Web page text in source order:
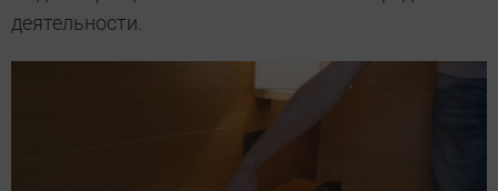
деятельности.